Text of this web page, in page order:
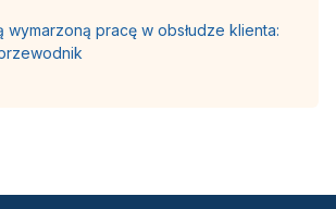
wymarzoną pracę w obsłudze klienta: